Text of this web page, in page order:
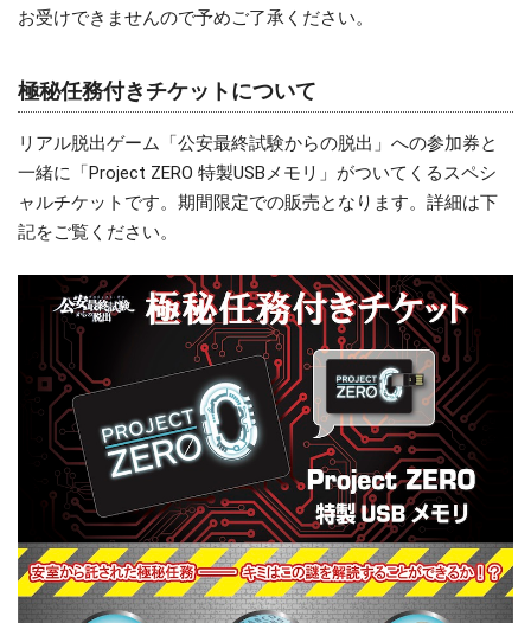
お受けできませんので予めご了承ください。
極秘任務付きチケットについて
リアル脱出ゲーム「公安最終試験からの脱出」への参加券と
一緒に「Project ZERO 特製USBメモリ」がついてくるスペシ
ャルチケットです。期間限定での販売となります。詳細は下
記をご覧ください。